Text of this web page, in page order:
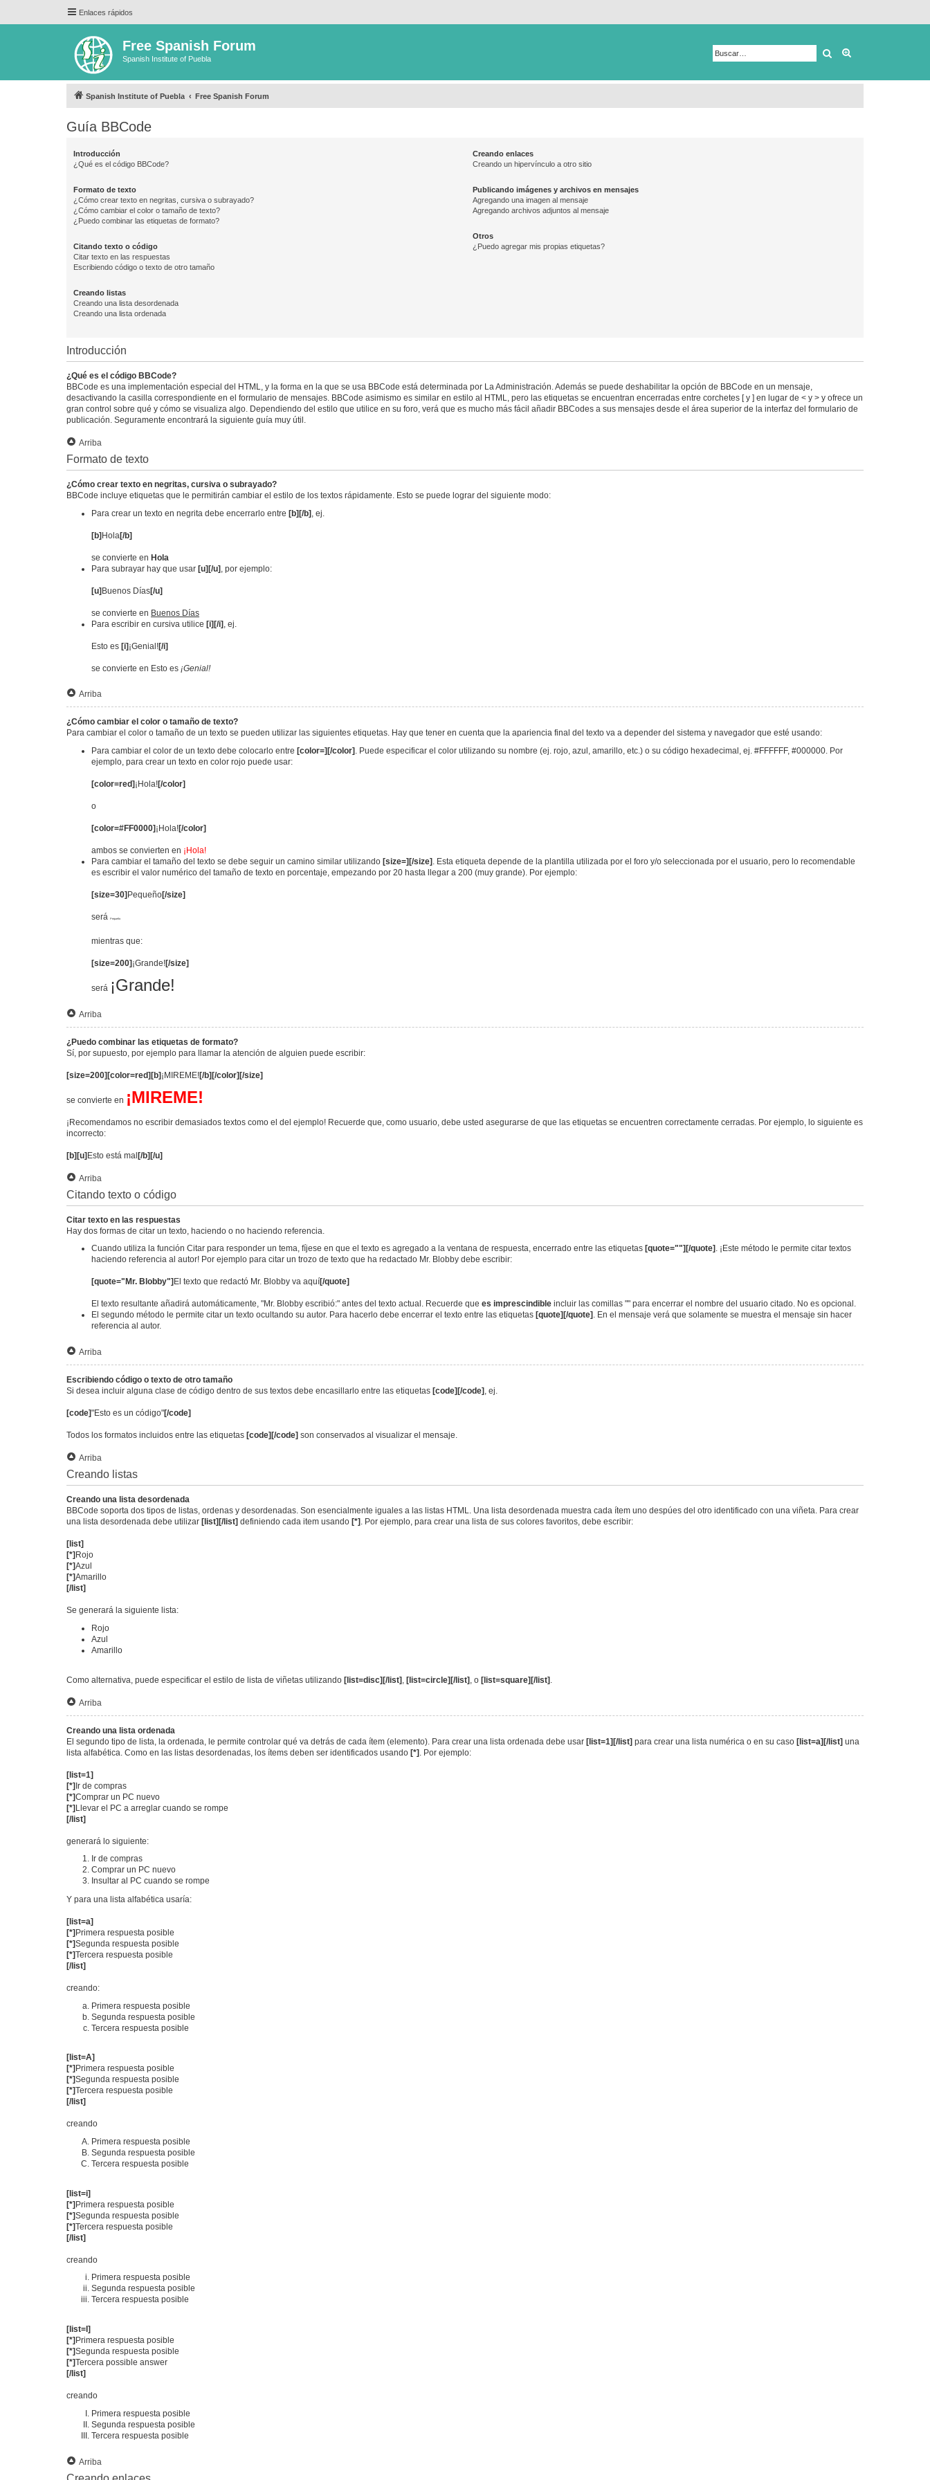
Enlaces rápidos
Free Spanish Forum
Spanish Institute of Puebla Buscar
Spanish Institute of Puebla Free Spanish Forum
Guía BBCode
Introducción
¿Qué es el código BBCode?
Formato de texto
¿Cómo crear texto en negritas, cursiva o subrayado?
¿Cómo cambiar el color o tamaño de texto?
¿Puedo combinar las etiquetas de formato?
Citando texto o código
Citar texto en las respuestas
Escribiendo código o texto de otro tamaño
Creando listas
Creando una lista desordenada
Creando una lista ordenada
Creando enlaces
Creando un hipervínculo a otro sitio
Publicando imágenes y archivos en mensajes
Agregando una imagen al mensaje
Agregando archivos adjuntos al mensaje
Otros
¿Puedo agregar mis propias etiquetas?
Introducción
¿Qué es el código BBCode?
BBCode es una implementación especial del HTML, y la forma en la que se usa BBCode está determinada por La Administración. Además se puede deshabilitar la opción de BBCode en un mensaje,
desactivando la casilla correspondiente en el formulario de mensajes. BBCode asimismo es similar en estilo al HTML, pero las etiquetas se encuentran encerradas entre corchetes [ y ] en lugar de < y > y ofrece un
gran control sobre qué y cómo se visualiza algo. Dependiendo del estilo que utilice en su foro, verá que es mucho más fácil añadir BBCodes a sus mensajes desde el área superior de la interfaz del formulario de
publicación. Seguramente encontrará la siguiente guía muy útil.
Arriba
Formato de texto
¿Cómo crear texto en negritas, cursiva o subrayado?
BBCode incluye etiquetas que le permitirán cambiar el estilo de los textos rápidamente. Esto se puede lograr del siguiente modo:
Para crear un texto en negrita debe encerrarlo entre [b][/b] , ej.
[b]Hola[/b]
se convierte en Hola
Para subrayar hay que usar [u][/u] , por ejemplo:
[u]Buenos Días[/u]
se convierte en Buenos Días
Para escribir en cursiva utilice [i][/i] , ej.
Esto es [i]¡Genial![/i]
se convierte en Esto es ¡Genial!
Arriba
¿Cómo cambiar el color o tamaño de texto?
Para cambiar el color o tamaño de un texto se pueden utilizar las siguientes etiquetas. Hay que tener en cuenta que la apariencia final del texto va a depender del sistema y navegador que esté usando:
Para cambiar el color de un texto debe colocarlo entre [color=][/color] . Puede especificar el color utilizando su nombre (ej. rojo, azul, amarillo, etc.) o su código hexadecimal, ej. #FFFFFF, #000000. Por
ejemplo, para crear un texto en color rojo puede usar:
[color=red] ¡Hola![/color]
o
[color=#FF0000] ¡Hola![/color]
ambos se convierten en ¡Hola!
Para cambiar el tamaño del texto se debe seguir un camino similar utilizando [size=][/size] . Esta etiqueta depende de la plantilla utilizada por el foro y/o seleccionada por el usuario, pero lo recomendable
es escribir el valor numérico del tamaño de texto en porcentaje, empezando por 20 hasta llegar a 200 (muy grande). Por ejemplo:
[size=30] Pequeño[/size]
será Pequeño
mientras que:
[size=200] ¡Grande![/size]
será ¡Grande!
Arriba
¿Puedo combinar las etiquetas de formato?
Sí, por supuesto, por ejemplo para llamar la atención de alguien puede escribir:
[size=200][color=red][b]¡MIREME![/b][/color][/size]
se convierte en ¡MIREME!
¡Recomendamos no escribir demasiados textos como el del ejemplo! Recuerde que, como usuario, debe usted asegurarse de que las etiquetas se encuentren correctamente cerradas. Por ejemplo, lo siguiente es
incorrecto:
[b][u]Esto está mal[/b][/u]
Arriba
Citando texto o código
Citar texto en las respuestas
Hay dos formas de citar un texto, haciendo o no haciendo referencia.
Cuando utiliza la función Citar para responder un tema, fíjese en que el texto es agregado a la ventana de respuesta, encerrado entre las etiquetas [quote=""][/quote] . ¡Este método le permite citar textos
haciendo referencia al autor! Por ejemplo para citar un trozo de texto que ha redactado Mr. Blobby debe escribir:
[quote="Mr. Blobby"] El texto que redactó Mr. Blobby va aquí[/quote]
El texto resultante añadirá automáticamente, "Mr. Blobby escribió:" antes del texto actual. Recuerde que es imprescindible incluir las comillas "" para encerrar el nombre del usuario citado. No es opcional.
El segundo método le permite citar un texto ocultando su autor. Para hacerlo debe encerrar el texto entre las etiquetas [quote][/quote] . En el mensaje verá que solamente se muestra el mensaje sin hacer
referencia al autor.
Arriba
Escribiendo código o texto de otro tamaño
Si desea incluir alguna clase de código dentro de sus textos debe encasillarlo entre las etiquetas [code][/code] , ej.
[code]"Esto es un código"[/code]
Todos los formatos incluidos entre las etiquetas [code][/code] son conservados al visualizar el mensaje.
Arriba
Creando listas
Creando una lista desordenada
BBCode soporta dos tipos de listas, ordenas y desordenadas. Son esencialmente iguales a las listas HTML. Una lista desordenada muestra cada ítem uno despúes del otro identificado con una viñeta. Para crear
una lista desordenada debe utilizar [list][/list] definiendo cada item usando [*] . Por ejemplo, para crear una lista de sus colores favoritos, debe escribir:
[list]
[*] Rojo
[*]Azul
[*]Amarillo
[/list]
Se generará la siguiente lista:
Rojo
Azul
Amarillo
Como alternativa, puede especificar el estilo de lista de viñetas utilizando [list=disc][/list] [list=circle][/list] , o [list=square][/list]
Arriba
Creando una lista ordenada
El segundo tipo de lista, la ordenada, le permite controlar qué va detrás de cada ítem (elemento). Para crear una lista ordenada debe usar [list=1][/list] para crear una lista numérica o en su caso [list=a][/list] una
lista alfabética. Como en las listas desordenadas, los ítems deben ser identificados usando [*] . Por ejemplo:
[list=1]
[*]Ir de compras
[*]Comprar un PC nuevo
[*]Llevar el PC a arreglar cuando se rompe
[/list]
generará lo siguiente:
Ir de compras
Comprar un PC nuevo
Insultar al PC cuando se rompe
Y para una lista alfabética usaría:
[list=a]
[*] Primera respuesta posible
[*]Segunda respuesta posible
[*]Tercera respuesta posible
[/list]
creando:
Primera respuesta posible
Segunda respuesta posible
Tercera respuesta posible
[list=A]
[*] Primera respuesta posible
[*]Segunda respuesta posible
[*]Tercera respuesta posible
[/list]
creando
Primera respuesta posible
Segunda respuesta posible
Tercera respuesta posible
[list=i]
[*]Primera respuesta posible
[*]Segunda respuesta posible
[*]Tercera respuesta posible
[/list]
creando
Primera respuesta posible
Segunda respuesta posible
Tercera respuesta posible
[list=I]
[*] Primera respuesta posible
[*]Segunda respuesta posible
[*]Tercera possible answer
[/list]
creando
Primera respuesta posible
Segunda respuesta posible
Tercera respuesta posible
Arriba